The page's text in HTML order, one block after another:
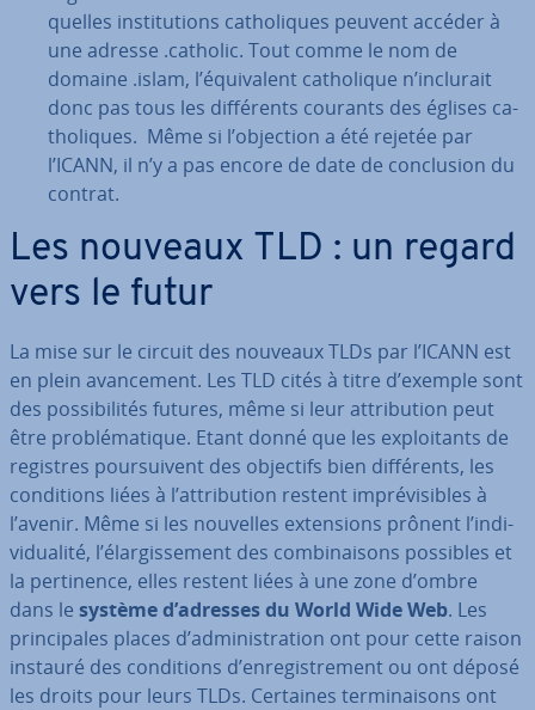
quelles ins­ti­tu­tions ca­tho­liques peuvent accéder à
une adresse .catholic. Tout comme le nom de
domaine .islam, l’équi­valent ca­tho­lique n’inclurait
donc pas tous les dif­fé­rents courants des églises ca­
tho­liques. Même si l’objection a été rejetée par
l’ICANN, il n’y a pas encore de date de con­clu­sion du
contrat.
Les nouveaux TLD : un regard
vers le futur
La mise sur le circuit des nouveaux TLDs par l’ICANN est
en plein avan­ce­ment. Les TLD cités à titre d’exemple sont
des pos­si­bi­li­tés futures, même si leur at­tri­bu­tion peut
être pro­blé­ma­tique. Etant donné que les ex­ploi­tants de
registres pour­sui­vent des objectifs bien dif­fé­rents, les
con­di­tions liées à l’at­tri­bu­tion restent im­pré­vi­sibles à
l’avenir. Même si les nouvelles ex­ten­sions prônent l’in­di­
vi­dua­lité, l’élar­gis­se­ment des com­bi­nai­sons possibles et
la per­ti­nence, elles restent liées à une zone d’ombre
dans le système d’adresses du World Wide Web. Les
prin­ci­pales places d’ad­mi­nis­tra­tion ont pour cette raison
instauré des con­di­tions d’en­re­gis­tre­ment ou ont déposé
les droits pour leurs TLDs. Certaines ter­mi­nai­sons ont